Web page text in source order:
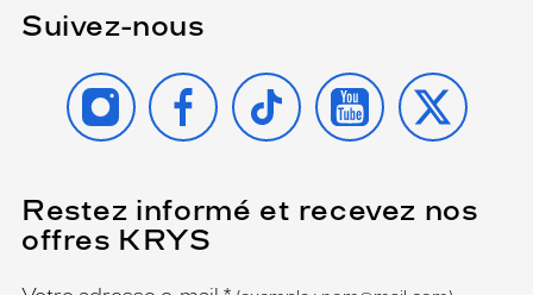
Suivez-nous
INSTAGRAMFACEBOOK
TIKTOK YOUTUBE
X
Restez informé et recevez nos
offres KRYS
Name
(Ce
champ
est
obligatoire)